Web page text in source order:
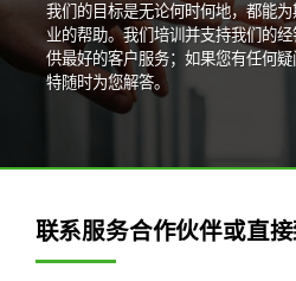
我们的目标是无论何时何地，都能
业的帮助。我们培训并支持我们的
供最好的客户服务；如果您有任何
特随时为您解答。
联系服务合作伙伴或直